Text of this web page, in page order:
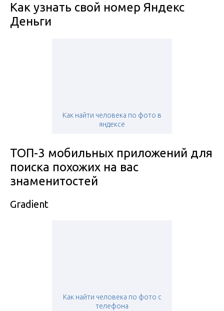
Как узнать свой номер Яндекс
Деньги
Как найти человека по фото в
яндексе
ТОП-3 мобильных приложений для
поиска похожих на вас
знаменитостей
Gradient
Как найти человека по фото с
телефона